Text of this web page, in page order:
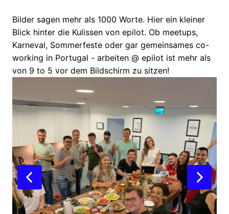
Bilder sagen mehr als 1000 Worte. Hier ein kleiner
Blick hinter die Kulissen von epilot. Ob meetups,
Karneval, Sommerfeste oder gar gemeinsames co-
working in Portugal - arbeiten @ epilot ist mehr als
von 9 to 5 vor dem Bildschirm zu sitzen!